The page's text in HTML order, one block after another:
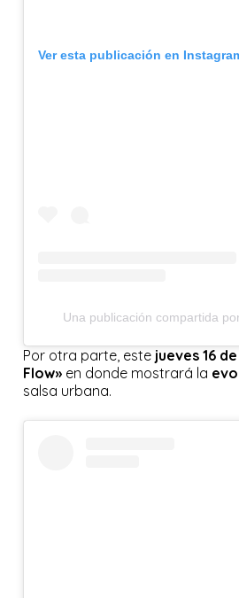
Ver esta publicación en
Una publicación compartida
Por otra parte, este jueves 16
Flow» en donde mostrará la
salsa urbana.